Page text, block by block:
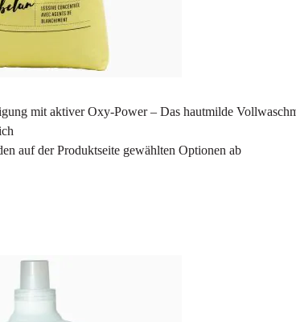
mit aktiver Oxy-Power – Das hautmilde
auf der Produktseite gewählten Optionen ab